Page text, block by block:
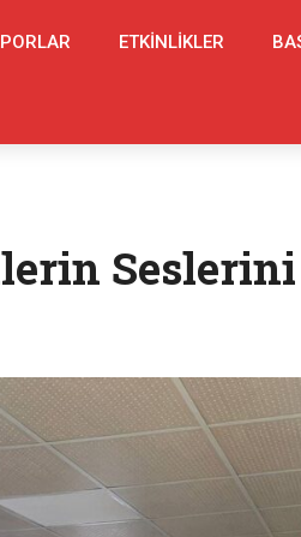
ETKINLIKLER